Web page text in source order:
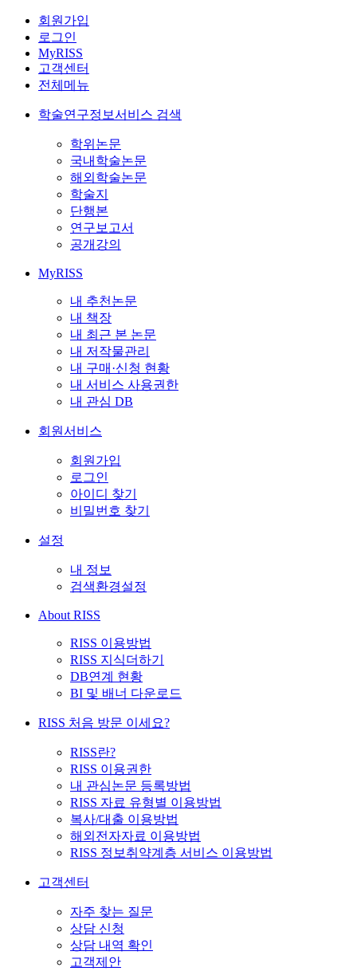
회원가입
로그인
MyRISS
고객센터
전체메뉴
학술연구정보서비스 검색
학위논문
국내학술논문
해외학술논문
학술지
단행본
연구보고서
공개강의
MyRISS
내 추천논문
내 책장
내 최근 본 논문
내 저작물관리
내 구매·신청 현황
내 서비스 사용권한
내 관심 DB
회원서비스
회원가입
로그인
아이디 찾기
비밀번호 찾기
설정
내 정보
검색환경설정
About RISS
RISS 이용방법
RISS 지식더하기
DB연계 현황
BI 및 배너 다운로드
RISS 처음 방문 이세요?
RISS란?
RISS 이용권한
내 관심논문 등록방법
RISS 자료 유형별 이용방법
복사/대출 이용방법
해외전자자료 이용방법
RISS 정보취약계층 서비스 이용방법
고객센터
자주 찾는 질문
상담 신청
상담 내역 확인
고객제안